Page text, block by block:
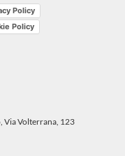
Policy
Policy
Via Volterrana, 123